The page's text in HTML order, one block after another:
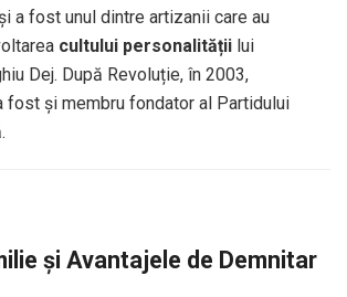
a fost unul dintre artizanii care au
cultului personalității lui
Dej. După Revoluție, în 2003,
fost și membru fondator al Partidului
și Avantajele de Demnitar